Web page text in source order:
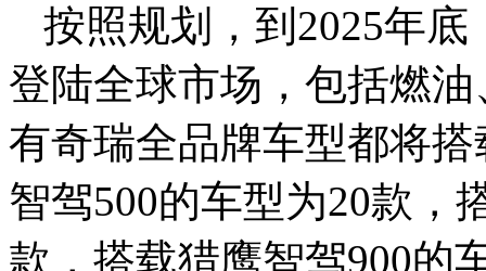
按照规划，到2025年
登陆全球市场，包括燃
有奇瑞全品牌车型都将
智驾500的车型为20款，
款，搭载猎鹰智驾900的